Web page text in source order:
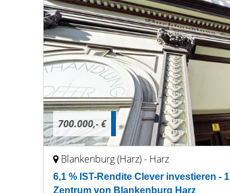
700.000,- €
Blankenburg (Harz) - Harz
6,1 % IST-Rendite Clever investieren -
Zentrum von Blankenburg Harz